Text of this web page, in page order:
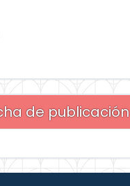
de publicación